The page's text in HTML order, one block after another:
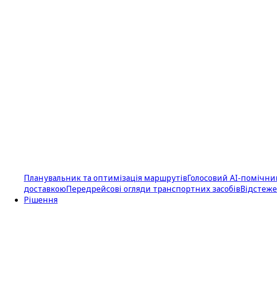
Планувальник та оптимізація маршрутівГолосовий AI-
доставкоюПередрейсові огляди транспортних засобів
Рішення